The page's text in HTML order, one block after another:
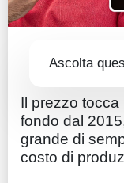
Stagionalità
Ascolta
Il prezzo
fondo dal
grande di
costo di